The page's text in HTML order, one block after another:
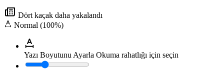
Dört kaçak daha yakalandı
Normal (100%)
Yazı Boyutunu Ayarla Okuma rahatlığı için seçin